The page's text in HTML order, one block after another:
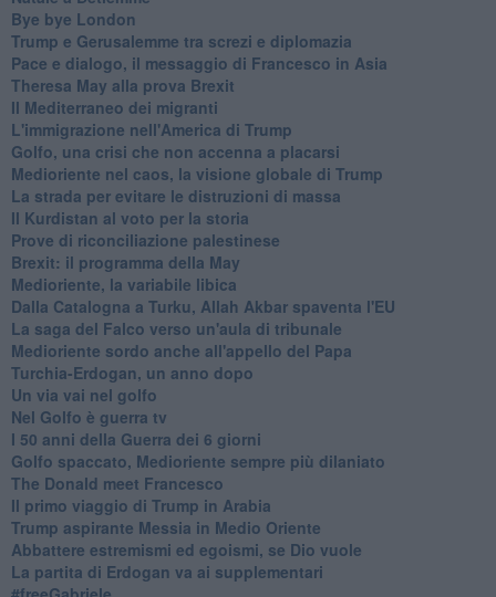
Bye bye London
Trump e Gerusalemme tra screzi e diplomazia
Pace e dialogo, il messaggio di Francesco in Asia
Theresa May alla prova Brexit
Il Mediterraneo dei migranti
L'immigrazione nell'America di Trump
Golfo, una crisi che non accenna a placarsi
Medioriente nel caos, la visione globale di Trump
La strada per evitare le distruzioni di massa
Il Kurdistan al voto per la storia
Prove di riconciliazione palestinese
Brexit: il programma della May
Medioriente, la variabile libica
Dalla Catalogna a Turku, Allah Akbar spaventa l'EU
La saga del Falco verso un'aula di tribunale
Medioriente sordo anche all'appello del Papa
Turchia-Erdogan, un anno dopo
Un via vai nel golfo
Nel Golfo è guerra tv
I 50 anni della Guerra dei 6 giorni
Golfo spaccato, Medioriente sempre più dilaniato
The Donald meet Francesco
Il primo viaggio di Trump in Arabia
Trump aspirante Messia in Medio Oriente
Abbattere estremismi ed egoismi, se Dio vuole
La partita di Erdogan va ai supplementari